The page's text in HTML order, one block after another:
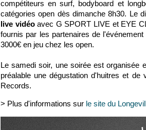
compétiteurs en surf, bodyboard et
catégories open dès dimanche 8h30. Le
live vidéoavec G SPORT LIVE et EYE
fournis par les partenaires de
3000€ en jeu chez les open.
Le samedi soir, une soirée est
préalable une dégustation d'huitres et
Records.
> Plus d'informations sur le site du